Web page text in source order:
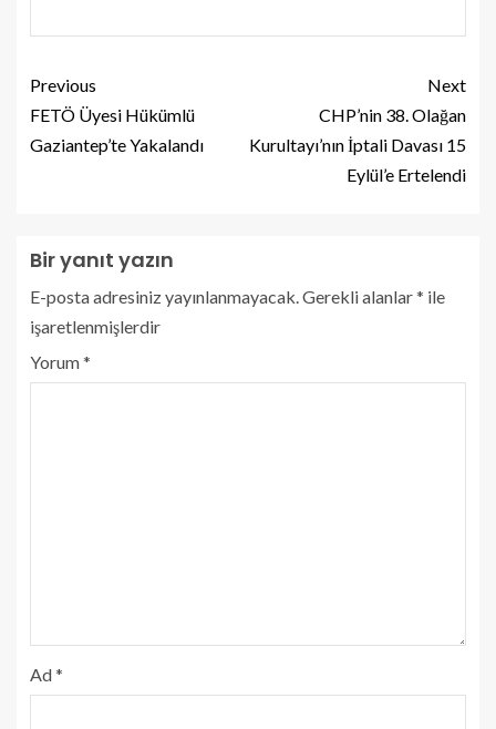
Previous
FETÖ Üyesi Hükümlü
Gaziantep’te Yakalandı
Next
CHP’nin 38. Olağan
Kurultayı’nın İptali Davası 15
Eylül’e Ertelendi
Bir yanıt yazın
E-posta adresiniz yayınlanmayacak.Gerekli alanlar* ile
işaretlenmişlerdir
Yorum*
Ad*